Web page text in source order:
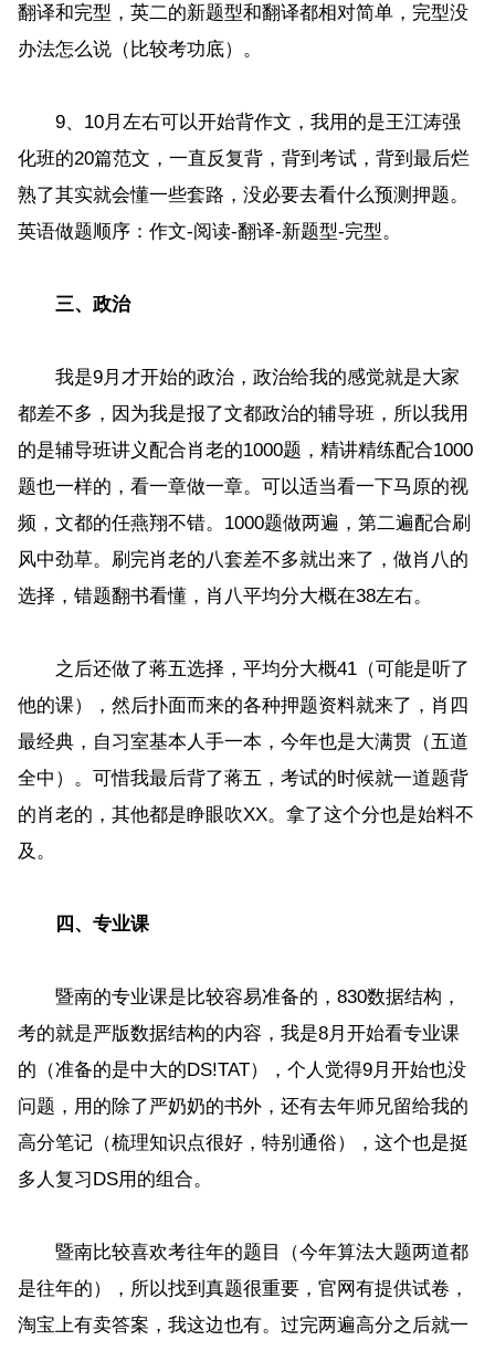
翻译和完型，英二的新题型和翻译都相对简单，完型没
办法怎么说（比较考功底）。
9、10月左右可以开始背作文，我用的是王江涛强
化班的20篇范文，一直反复背，背到考试，背到最后烂
熟了其实就会懂一些套路，没必要去看什么预测押题。
英语做题顺序：作文-阅读-翻译-新题型-完型。
三、政治
我是9月才开始的政治，政治给我的感觉就是大家
都差不多，因为我是报了文都政治的辅导班，所以我用
的是辅导班讲义配合肖老的1000题，精讲精练配合1000
题也一样的，看一章做一章。可以适当看一下马原的视
频，文都的任燕翔不错。1000题做两遍，第二遍配合刷
风中劲草。刷完肖老的八套差不多就出来了，做肖八的
选择，错题翻书看懂，肖八平均分大概在38左右。
之后还做了蒋五选择，平均分大概41（可能是听了
他的课），然后扑面而来的各种押题资料就来了，肖四
最经典，自习室基本人手一本，今年也是大满贯（五道
全中）。可惜我最后背了蒋五，考试的时候就一道题背
的肖老的，其他都是睁眼吹XX。拿了这个分也是始料不
及。
四、专业课
暨南的专业课是比较容易准备的，830数据结构，
考的就是严版数据结构的内容，我是8月开始看专业课
的（准备的是中大的DS!TAT），个人觉得9月开始也没
问题，用的除了严奶奶的书外，还有去年师兄留给我的
高分笔记（梳理知识点很好，特别通俗），这个也是挺
多人复习DS用的组合。
暨南比较喜欢考往年的题目（今年算法大题两道都
是往年的），所以找到真题很重要，官网有提供试卷，
淘宝上有卖答案，我这边也有。过完两遍高分之后就一